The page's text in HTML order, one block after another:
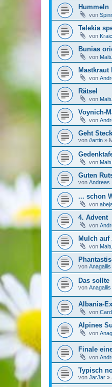
Hummeln
von
Telekia
von
Bunias
von
Mastkraut
von
Rätsel
von
Voynich-
von
Geht
von //artin »
von
Guten
von Andreas
... schon
von
4. Advent
von
Mulch auf
von
von Anagallis
Das
von Anagallis
Albania-
von
Alpines
von
Finale
von
Typisch
von JarJar »